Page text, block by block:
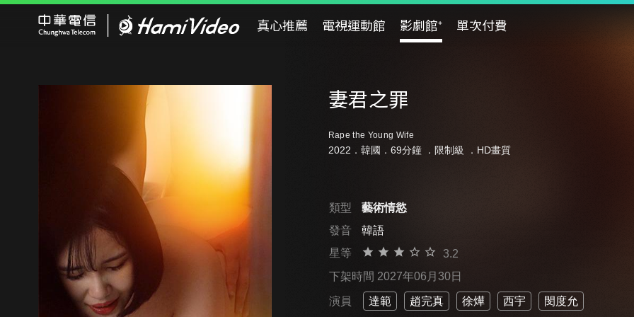
真心推薦 電視運動館 影劇館⁺ 單次付費
妻君之罪
Rape the Young Wife
2022．韓國．69分鐘 ． 限制級 ．HD畫質
類型
藝術情慾
發音
韓語
星等
3.2
下架時間 2027年06月30日
演員 達範 趙完真 徐燁 西宇 閔度允